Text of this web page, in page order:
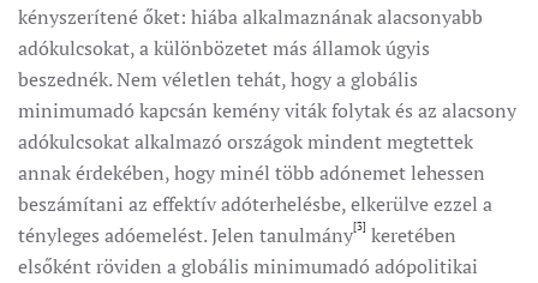
kényszerítené őket: hiába alkalmaznának alacsonyabb
adókulcsokat, a különbözetet más államok úgyis
beszednék. Nem véletlen tehát, hogy a globális
minimumadó kapcsán kemény viták folytak és az alacsony
adókulcsokat alkalmazó országok mindent megtettek
annak érdekében, hogy minél több adónemet lehessen
beszámítani az effektív adóterhelésbe, elkerülve ezzel a
tényleges adóemelést. Jelen tanulmány[3] keretében
elsőként röviden a globális minimumadó adópolitikai